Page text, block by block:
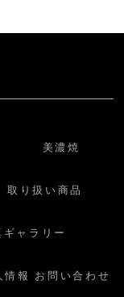
美濃焼
取り扱い商品
ギャラリー
情報 お問い合わせ